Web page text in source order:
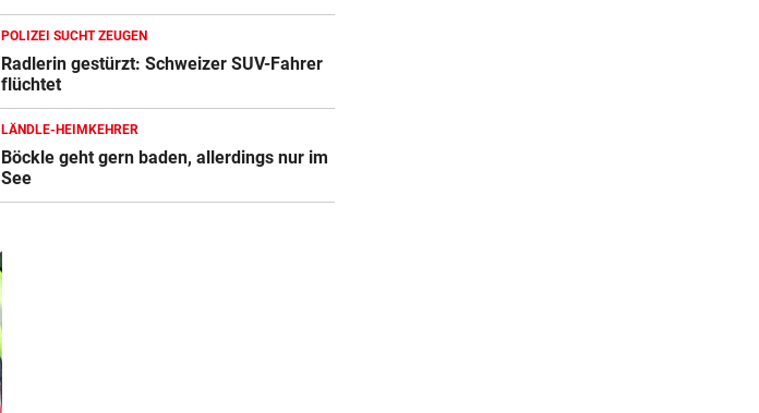
POLIZEI SUCHT ZEUGEN
Radlerin gestürzt: Schweizer SUV-Fahrer
flüchtet
LÄNDLE-HEIMKEHRER
Böckle geht gern baden, allerdings nur im
See